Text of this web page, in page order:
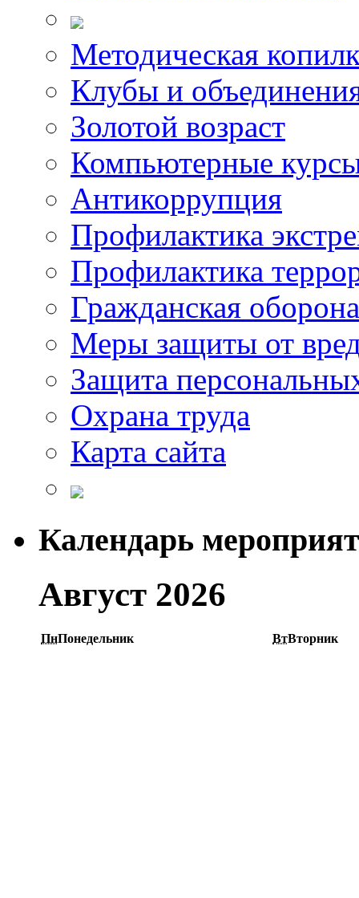
Методическая
Клубы и
Золотой возраст
Компьютерные
Антикоррупция
Профилактика
Профилактика
Гражданская оборона
Меры защиты от
Защита
Охрана труда
Карта сайта
Календарь
Август 2026
ПнПонедельник ВтВторник